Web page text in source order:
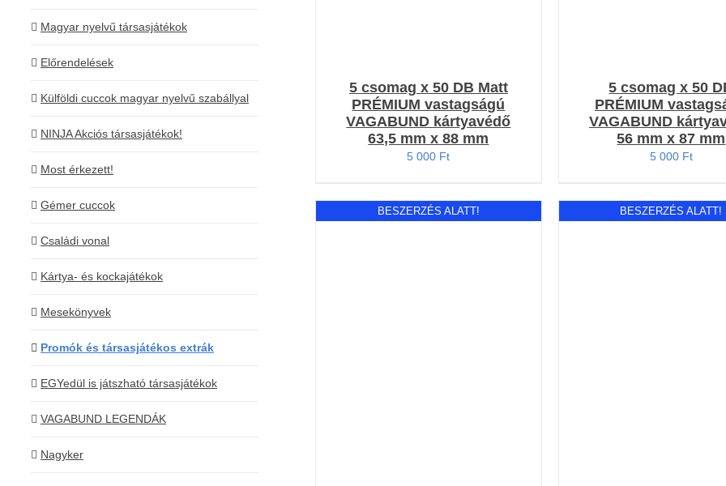
5 csomag x 50 DB Matt
PRÉMIUM vastagságú
VAGABUND kártyavédő
63,5 mm x 88 mm
5 000 Ft
5 csomag x 50
PRÉMIUM
VAGABUND
56 mm x 87 mm
5 000 Ft
BESZERZÉS ALATT! BESZERZÉS ALATT!
Magyar nyelvű társasjátékok
Előrendelések
Külföldi cuccok magyar nyelvű szabállyal
NINJA Akciós társasjátékok!
Most érkezett!
Gémer cuccok
Családi vonal
Kártya- és kockajátékok
Mesekönyvek
Promók és társasjátékos extrák
EGYedül is játszható társasjátékok
VAGABUND LEGENDÁK
Nagyker